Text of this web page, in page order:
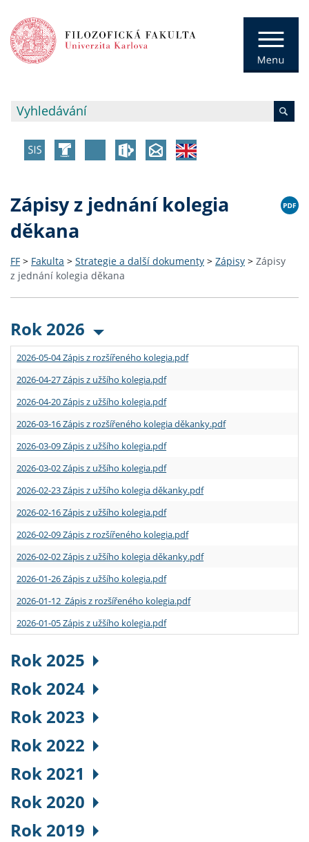
Zápisy z jednání kolegia
děkana
FF > Fakulta > Strategie a další dokumenty > Zápisy > Zápisy
z jednání kolegia děkana
Rok 2026
2026-05-04 Zápis z rozšířeného kolegia.pdf
2026-04-27 Zápis z užšího kolegia.pdf
2026-04-20 Zápis z užšího kolegia.pdf
2026-03-16 Zápis z rozšířeného kolegia děkanky.pdf
2026-03-09 Zápis z užšího kolegia.pdf
2026-03-02 Zápis z užšího kolegia.pdf
2026-02-23 Zápis z užšího kolegia děkanky.pdf
2026-02-16 Zápis z užšího kolegia.pdf
2026-02-09 Zápis z rozšířeného kolegia.pdf
2026-02-02 Zápis z užšího kolegia děkanky.pdf
2026-01-26 Zápis z užšího kolegia.pdf
2026-01-12 Zápis z rozšířeného kolegia.pdf
2026-01-05 Zápis z užšího kolegia.pdf
Rok 2025
Rok 2024
Rok 2023
Rok 2022
Rok 2021
Rok 2020
Rok 2019